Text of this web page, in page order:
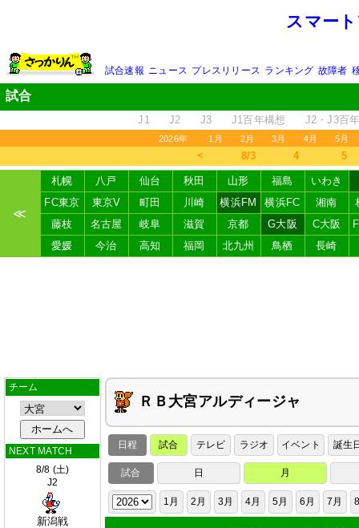
スマー
試合速報 ニュース プレスリリース ランキング 故障者
試合
J1 J2 J3 J1百年構想 J2・J3百
2026年 1月 2月 3月 4月 5月
＜ 8/3 4 5
≪
札幌 八戸 仙台 秋田 山形 福島
いわき
FC東京
東京V 町田 川崎 横浜FM 横浜FC 湘南
藤枝
名古屋 岐阜 滋賀 京都 G大阪 C大阪
愛媛
今治 高知 福岡 北九州 鳥栖 長崎
チーム
NEXT MATCH
8/8 (土)
J2
新潟戦
ＲＢ大宮アルディージャ
日程 試合 テレビ ラジオ イベント 誕生
試合 日 月
1月 2月 3月 4月 5月 6月 7月